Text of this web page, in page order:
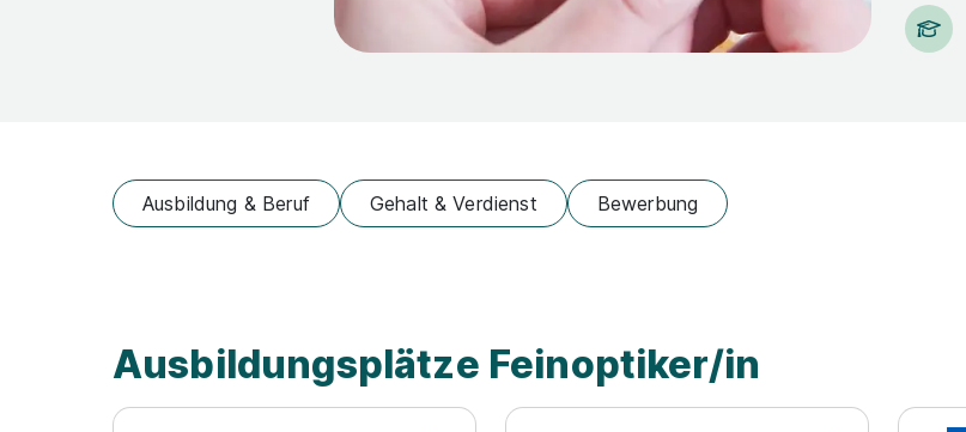
Ausbildung & Beruf Gehalt & Verdienst
Bewerbung
Ausbildungsplätze Feinoptiker/in